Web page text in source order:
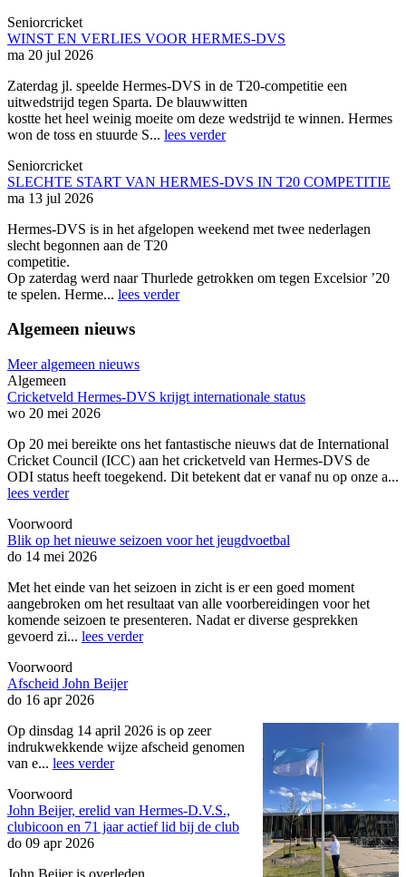
Seniorcricket
WINST EN VERLIES VOOR HERMES-DVS
ma 20 jul 2026
Zaterdag jl. speelde Hermes-DVS in de T20-competitie een
uitwedstrijd tegen Sparta. De blauwwitten
kostte het heel weinig moeite om deze wedstrijd te winnen. Hermes
won de toss en stuurde S... lees verder
Seniorcricket
SLECHTE START VAN HERMES-DVS IN T20 COMPETITIE
ma 13 jul 2026
Hermes-DVS is in het afgelopen weekend met twee nederlagen
slecht begonnen aan de T20
competitie.
Op zaterdag werd naar Thurlede getrokken om tegen Excelsior ’20
te spelen. Herme... lees verder
Algemeen nieuws
Meer algemeen nieuws
Algemeen
Cricketveld Hermes-DVS krijgt internationale status
wo 20 mei 2026
Op 20 mei bereikte ons het fantastische nieuws dat de International
Cricket Council (ICC) aan het cricketveld van Hermes-DVS de
ODI status heeft toegekend. Dit betekent dat er vanaf nu op onze a...
lees verder
Voorwoord
Blik op het nieuwe seizoen voor het jeugdvoetbal
do 14 mei 2026
Met het einde van het seizoen in zicht is er een goed moment
aangebroken om het resultaat van alle voorbereidingen voor het
komende seizoen te presenteren. Nadat er diverse gesprekken
gevoerd zi... lees verder
Voorwoord
Afscheid John Beijer
do 16 apr 2026
Op dinsdag 14 april 2026 is op zeer
indrukwekkende wijze afscheid genomen
van e... lees verder
Voorwoord
John Beijer, erelid van Hermes-D.V.S.,
clubicoon en 71 jaar actief lid bij de club
do 09 apr 2026
John Beijer is overleden.